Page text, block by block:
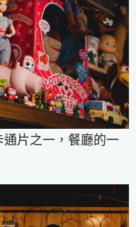
片之一，餐廳的一